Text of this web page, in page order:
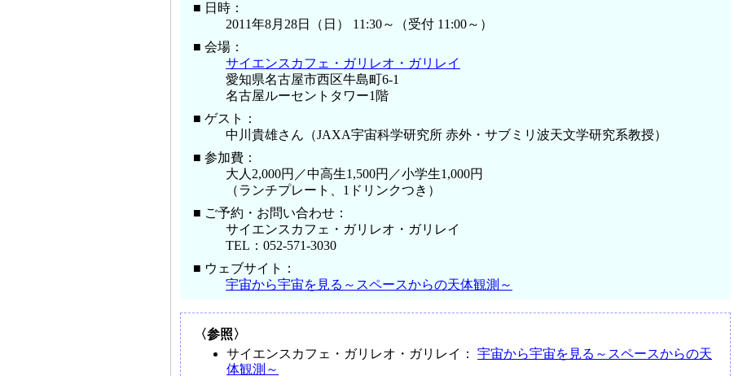
■ 日時：
2011年8月28日（日） 11:30～（受付 11:00～）
■ 会場：
サイエンスカフェ・ガリレオ・ガリレイ
愛知県名古屋市西区牛島町6-1
名古屋ルーセントタワー1階
■ ゲスト：
中川貴雄さん（JAXA宇宙科学研究所 赤外・サブミリ波天文学研究系教授）
■ 参加費：
大人2,000円／中高生1,500円／小学生1,000円
（ランチプレート、1ドリンクつき）
■ ご予約・お問い合わせ：
サイエンスカフェ・ガリレオ・ガリレイ
TEL：052-571-3030
■ ウェブサイト：
宇宙から宇宙を見る～スペースからの天体観測～
〈参照〉
サイエンスカフェ・ガリレオ・ガリレイ： 宇宙から宇宙を見る～スペースからの天
体観測～